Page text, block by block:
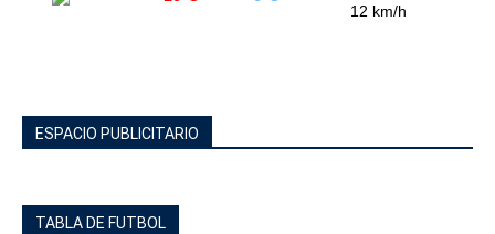
12 km/h
ESPACIO PUBLICITARIO
TABLA DE FUTBOL